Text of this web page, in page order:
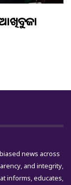
ଆଖିବୁଜା
news across
and integrity,
informs, educates,